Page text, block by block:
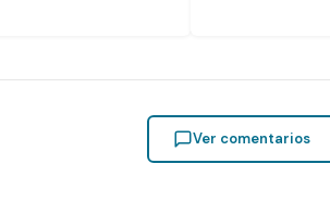
Ver comentarios